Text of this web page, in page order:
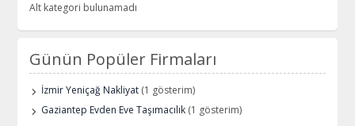
Alt kategori bulunamadı
Günün Popüler Firmaları
İzmir Yeniçağ Nakliyat (1 gösterim)
Gaziantep Evden Eve Taşımacılık (1 gösterim)